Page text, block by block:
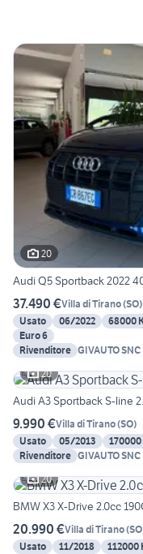
20
Audi Q5 Sportback 2022
37.490 €Villa di Tirano(SO)
Usato
06/2022 68000
Euro 6
Rivenditore GIVAUTO SNC
20
Audi A3 Sportback S-line
9.990 €Villa di Tirano(SO)
Usato
05/2013 170000
Rivenditore GIVAUTO SNC
20
BMW X3 X-Drive 2.0cc
20.990 €Villa di Tirano(SO
Usato
11/2018 112000